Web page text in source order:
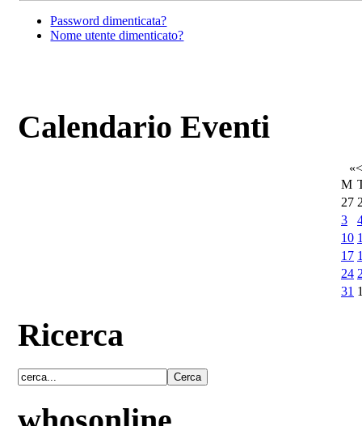
Password dimenticata?
Nome utente dimenticato?
Calendario Eventi
«<
M
27
3
10
17
24
31
Ricerca